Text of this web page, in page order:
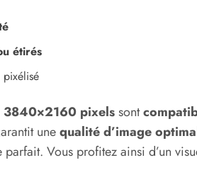
étirés
3840×2160 pixelssont
unequalité d’image
parfait. Vous profitez ainsi d’un